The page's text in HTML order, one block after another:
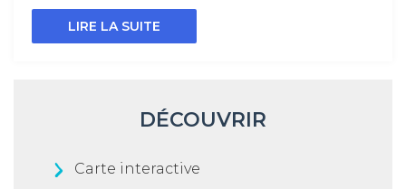
LIRE LA SUITE
DÉCOUVRIR
Carte interactive